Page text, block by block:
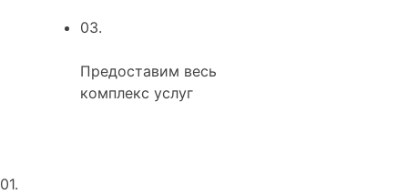
03.
Предоставим весь
комплекс услуг
01.